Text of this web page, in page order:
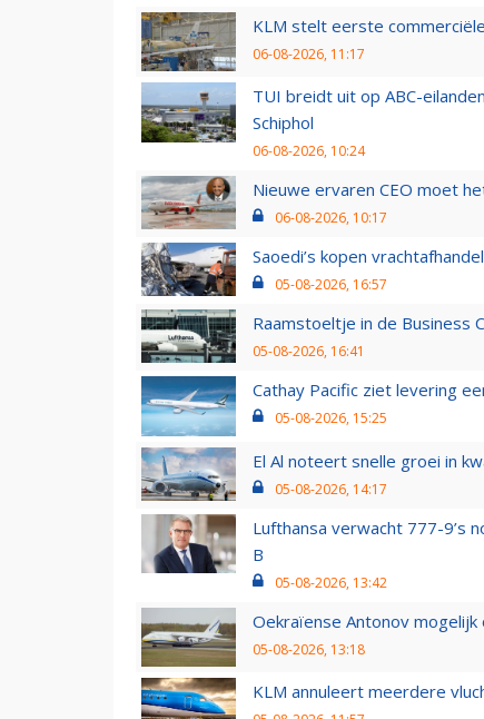
KLM stelt eerste
06-08-2026, 11:17
TUI breidt uit op ABC-
Schiphol
06-08-2026, 10:24
Nieuwe ervaren CEO moet
06-08-2026, 10:17
Saoedi’s kopen
05-08-2026, 16:57
Raamstoeltje in de Business
05-08-2026, 16:41
Cathay Pacific ziet levering
05-08-2026, 15:25
El Al noteert snelle groei in
05-08-2026, 14:17
Lufthansa verwacht 777-9’s
B
05-08-2026, 13:42
Oekraïense Antonov mogelijk
05-08-2026, 13:18
KLM annuleert meerdere